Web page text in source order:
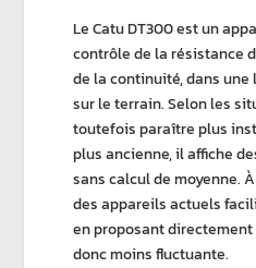
LeCatuDT300est un
contrôle de la résistance
de la continuité, dans
sur le terrain. Selon les
toutefois paraître plus
plus ancienne, il affiche
sans calcul de moyenne.
des appareils actuels
en proposant
donc moins fluctuante.